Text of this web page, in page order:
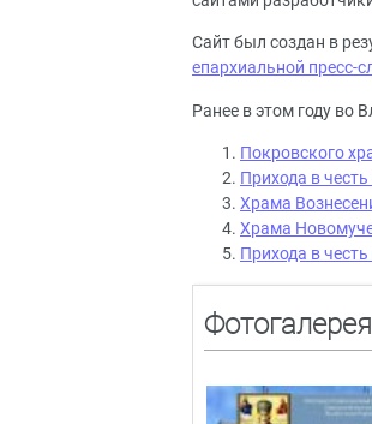
Сайт был создан в
епархиальной пресс-
Ранее в этом году во
Покровского
Прихода в
Храма
Храма
Прихода в
Фотогалерея